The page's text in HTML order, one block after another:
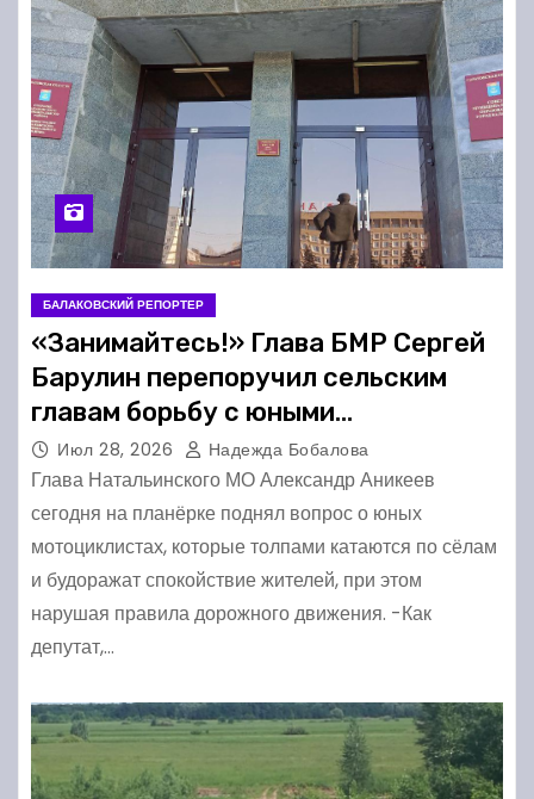
БАЛАКОВСКИЙ РЕПОРТЕР
«Занимайтесь!» Глава БМР Сергей
Барулин перепоручил сельским
главам борьбу с юными
мотоциклистами
Июл 28, 2026 Надежда Бобалова
Глава Натальинского МО Александр Аникеев
сегодня на планёрке поднял вопрос о юных
мотоциклистах, которые толпами катаются по сёлам
и будоражат спокойствие жителей, при этом
нарушая правила дорожного движения. -Как
депутат,…